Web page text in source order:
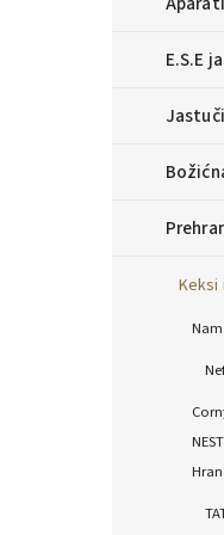
E.S.E
Keksi